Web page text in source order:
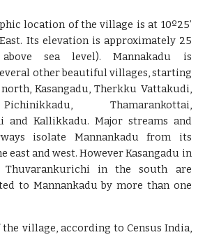
location of the village is at 10º25’
Its elevation is approximately 25
sea level). Mannakadu is
other beautiful villages, starting
Kasangadu, Therkku Vattakudi,
Thamarankottai,
and Kallikkadu. Major streams and
isolate Mannankadu from its
east and west. However Kasangadu in
in the south are
to Mannankadu by more than one
the village, according to Census India,